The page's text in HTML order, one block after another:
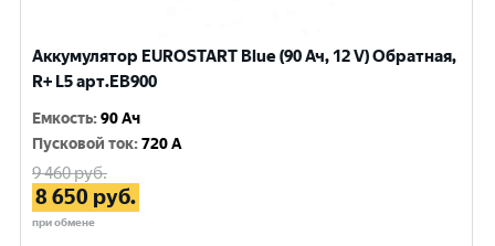
Аккумулятор EUROSTART Blue (90 Ач, 12 V) Обратная,
R+ L5 арт.EB900
Емкость:90 Ач
Пусковой ток:720 A
9 460руб.
8 650 руб.
при обмене